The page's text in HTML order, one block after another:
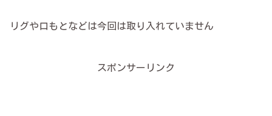
リグや口もとなどは今回は取り入れていません
スポンサーリンク